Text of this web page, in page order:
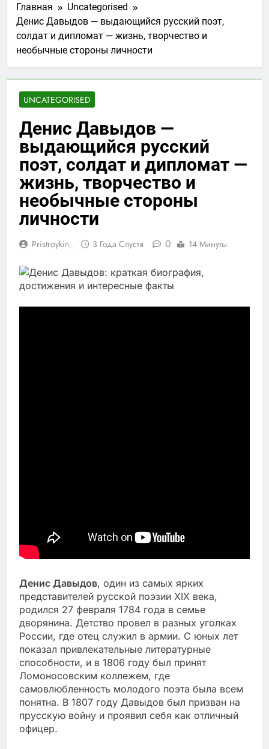
Главная
Uncategorised
Денис Давыдов — выдающийся русский поэт,
солдат и дипломат — жизнь, творчество и
необычные стороны личности
UNCATEGORISED
Денис Давыдов —
выдающийся русский
поэт, солдат и дипломат —
жизнь, творчество и
необычные стороны
личности
Pristroykin_ 3 Года Спустя 0 14 Минуты
Денис Давыдов, один из самых ярких
представителей русской поэзии XIX века,
родился 27 февраля 1784 года в семье
дворянина. Детство провел в разных уголках
России, где отец служил в армии. С юных лет
показал привлекательные литературные
способности, и в 1806 году был принят
Ломоносовским коллежем, где
самовлюбленность молодого поэта была всем
понятна. В 1807 году Давыдов был призван на
прусскую войну и проявил себя как отличный
офицер.